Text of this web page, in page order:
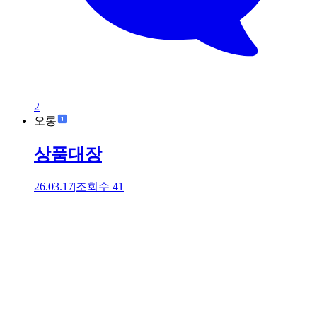
2
오롱
상품대장
26.03.17|조회수 41